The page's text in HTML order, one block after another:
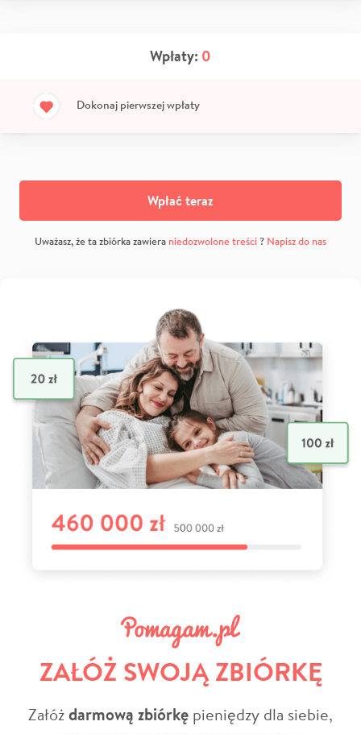
Wpłaty: 0
Dokonaj pierwszej wpłaty
Wpłać teraz
Uważasz, że ta zbiórka zawiera niedozwolone treści? Napisz do nas
ZAŁÓŻ SWOJĄ ZBIÓRKĘ
Załóżdarmową zbiórkę pieniędzy dla siebie,